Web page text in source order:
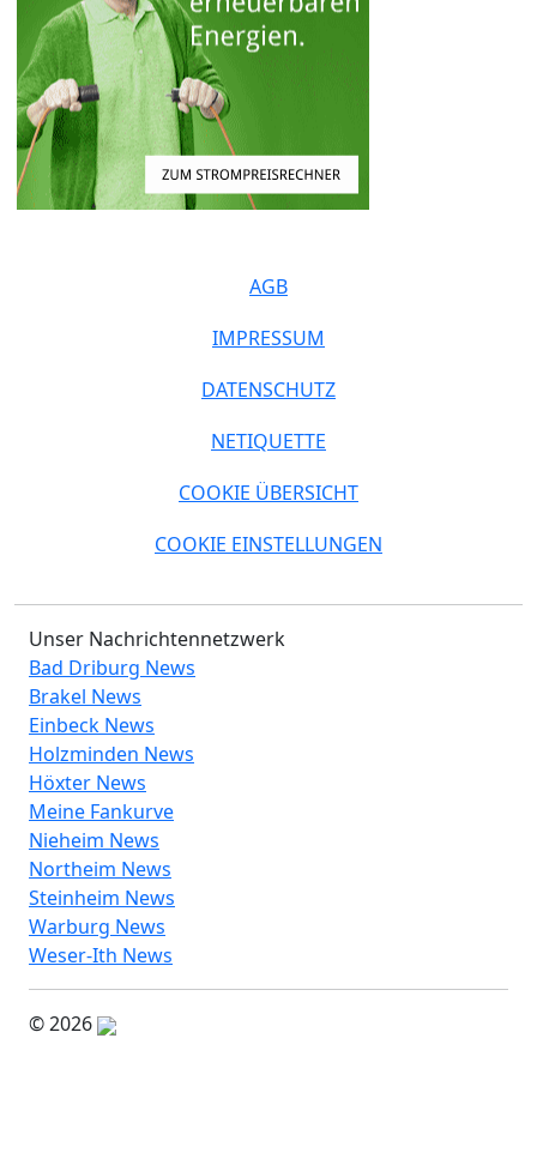
AGB
IMPRESSUM
DATENSCHUTZ
NETIQUETTE
COOKIE ÜBERSICHT
COOKIE EINSTELLUNGEN
Unser Nachrichtennetzwerk
Bad Driburg News
Brakel News
Einbeck News
Holzminden News
Höxter News
Meine Fankurve
Nieheim News
Northeim News
Steinheim News
Warburg News
Weser-Ith News
© 2026